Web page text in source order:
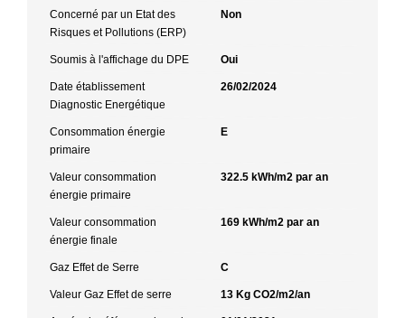
Concerné par un Etat des
Risques et Pollutions (ERP)
Non
Soumis à l'affichage du DPE Oui
Date établissement
Diagnostic Energétique
26/02/2024
Consommation énergie
primaire
E
Valeur consommation
énergie primaire
322.5 kWh/m2 par an
Valeur consommation
énergie finale
169 kWh/m2 par an
Gaz Effet de Serre C
Valeur Gaz Effet de serre 13 Kg CO2/m2/an